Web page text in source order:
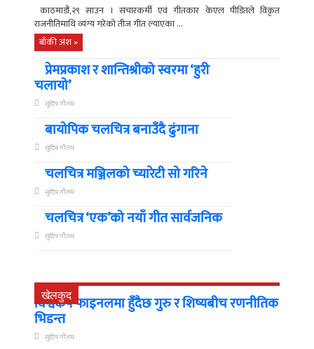
काठमाडौं,२९ साउन । संचारकर्मी एवं गीतकार केएल पीडितले विकृत
राजनीतिमाथि व्यंग्य गरेको तीज गीत ल्याएका ...
बाँकी अंश »
प्रेमप्रकाश र शान्तिश्रीको स्वरमा ‘हुरी
चलायो’
सुदिप गौतम
बायोपिक चलचित्र बनाउँदै ढुंगाना
सुदिप गौतम
चलचित्र मञ्जिलको च्यारेटी सो गरिने
सुदिप गौतम
चलचित्र ‘एक’को नयाँ गीत सार्वजनिक
सुदिप गौतम
खेलकुद
विश्वकप फाइनलमा हुँदैछ गुरु र शिष्यबीच रणनीतिक
भिडन्त
सुदिप गौतम